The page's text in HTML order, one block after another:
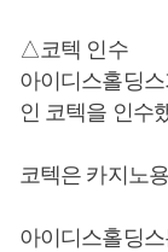
△코텍 인수
아이디스홀딩
인 코텍을 인수
코텍은 카지노
아이디스홀딩